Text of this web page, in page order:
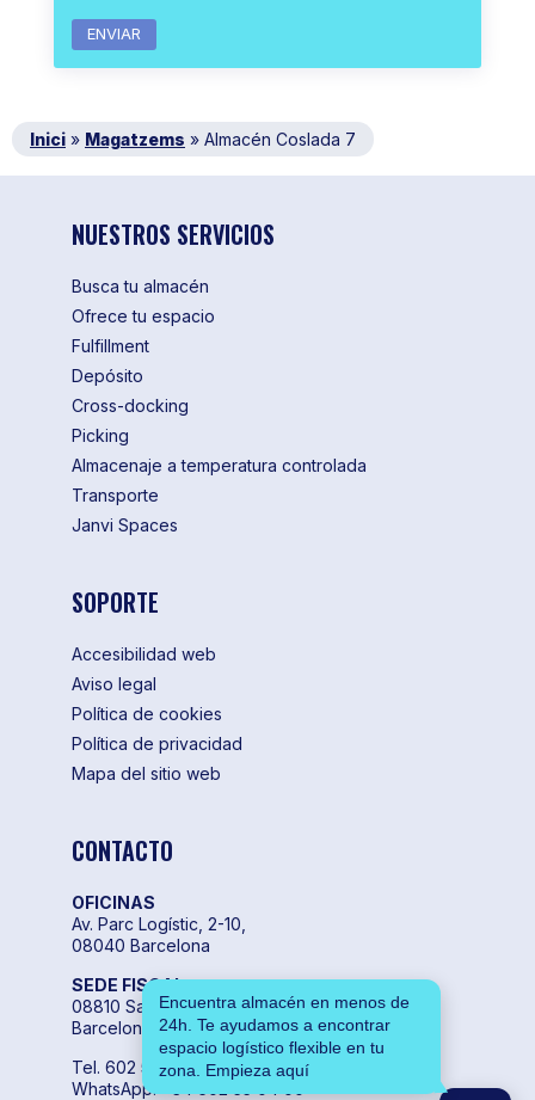
Inici » Magatzems » Almacén Coslada 7
NUESTROS SERVICIOS
Busca tu almacén
Ofrece tu espacio
Fulfillment
Depósito
Cross-docking
Picking
Almacenaje a temperatura controlada
Transporte
Janvi Spaces
SOPORTE
Accesibilidad web
Aviso legal
Política de cookies
Política de privacidad
Mapa del sitio web
CONTACTO
OFICINAS
Av. Parc Logístic, 2-10,
08040 Barcelona
SEDE FISCAL
08810 Sant Pere de Ribes,
Barcelona
Tel. 602 55 04 00
WhatsApp. +34 602 55 04 00
Encuentra almacén en menos de
24h. Te ayudamos a encontrar
espacio logístico flexible en tu
zona. Empieza aquí